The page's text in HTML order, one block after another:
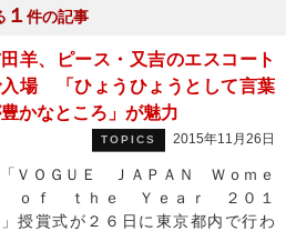
１ 件の記事
羊、ピース・又吉のエスコート
場 「ひょうひょうとして言葉
かなところ」が魅力
TOPICS 2015年11月26日
ＶＯＧＵＥ ＪＡＰＡＮ Ｗｏｍｅ
ｏｆ ｔｈｅ Ｙｅａｒ ２０１
」授賞式が２６日に東京都内で行わ